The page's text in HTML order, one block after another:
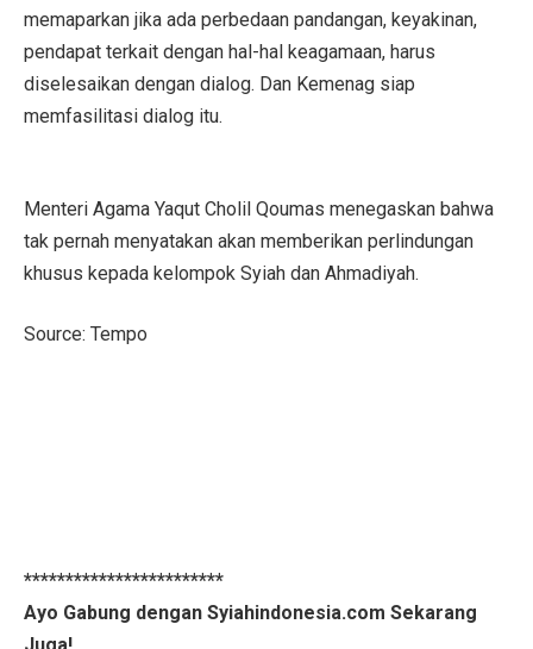
memaparkan jika ada perbedaan pandangan, keyakinan,
pendapat terkait dengan hal-hal keagamaan, harus
diselesaikan dengan dialog. Dan Kemenag siap
memfasilitasi dialog itu.
Menteri Agama Yaqut Cholil Qoumas menegaskan bahwa
tak pernah menyatakan akan memberikan perlindungan
khusus kepada kelompok Syiah dan Ahmadiyah.
Source: Tempo
************************
Ayo Gabung dengan Syiahindonesia.com Sekarang
Juga!